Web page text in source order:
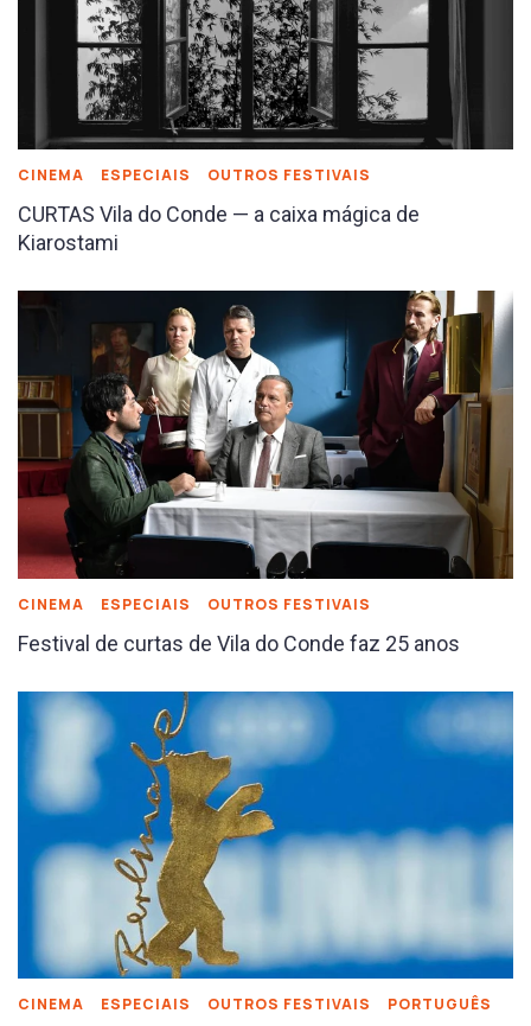
CINEMA ESPECIAIS OUTROS FESTIVAIS
CURTAS Vila do Conde — a caixa mágica de
Kiarostami
CINEMA ESPECIAIS OUTROS FESTIVAIS
Festival de curtas de Vila do Conde faz 25 anos
CINEMA ESPECIAIS OUTROS FESTIVAIS PORTUGUÊS